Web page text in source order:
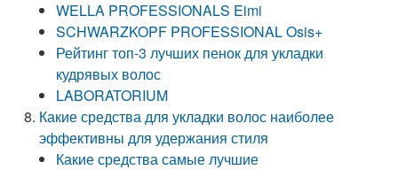
WELLA PROFESSIONALS Eimi
SCHWARZKOPF PROFESSIONAL Osis+
Рейтинг топ-3 лучших пенок для укладки
кудрявых волос
LABORATORIUM
Какие средства для укладки волос наиболее
эффективны для удержания стиля
Какие средства самые лучшие